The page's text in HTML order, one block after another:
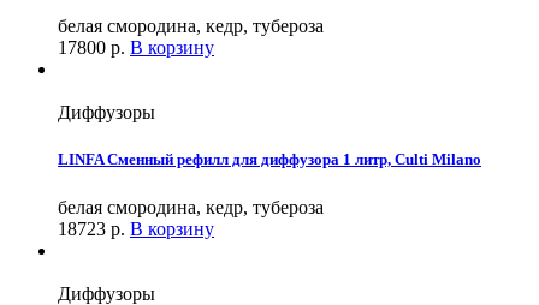
белая смородина, кедр, тубероза
17800 р. В корзину
Диффузоры
LINFA Сменный рефилл для диффузора 1 литр, Culti Milano
белая смородина, кедр, тубероза
18723 р. В корзину
Диффузоры